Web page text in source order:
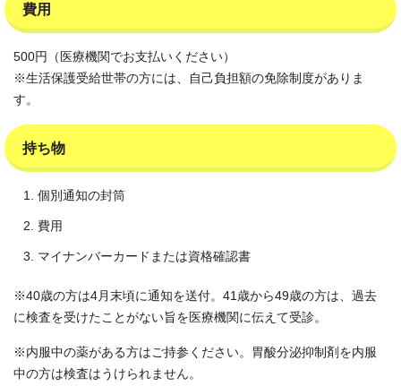
費用
500円（医療機関でお支払いください）
※生活保護受給世帯の方には、自己負担額の免除制度がありま
す。
持ち物
個別通知の封筒
費用
マイナンバーカードまたは資格確認書
※40歳の方は4月末頃に通知を送付。41歳から49歳の方は、過去
に検査を受けたことがない旨を医療機関に伝えて受診。
※内服中の薬がある方はご持参ください。胃酸分泌抑制剤を内服
中の方は検査はうけられません。